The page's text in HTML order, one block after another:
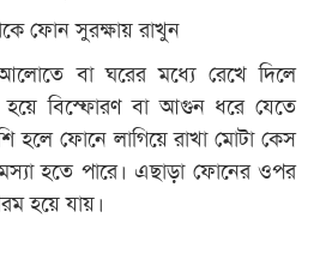
ফোন সুরক্ষায় রাখুন
বা ঘরের মধ্যে রেখে দিলে
হয়ে বিস্ফোরণ বা আগুন ধরে যেতে
হলে ফোনে লাগিয়ে রাখা মোটা কেস
হতে পারে। এছাড়া ফোনের ওপর
হয়ে যায়।